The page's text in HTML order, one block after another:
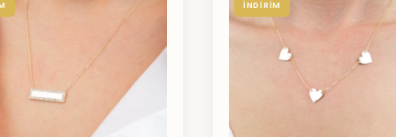
İNDİRİM